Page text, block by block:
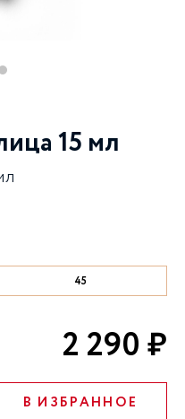
15 мл
45
2 290 ₽
В ИЗБРАННОЕ